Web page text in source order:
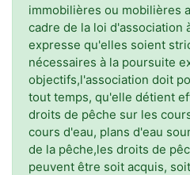
immobilières ou mobilières
cadre de la loi d'association
expresse qu'elles soient
nécessaires à la poursuite
objectifs,l'association doit
tout temps, qu'elle détient
droits de pêche sur les
cours d'eau, plans d'eau
de la pêche,les droits de
peuvent être soit acquis,